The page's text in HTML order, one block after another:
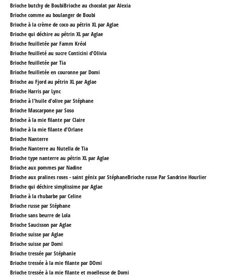
Brioche butchy de BoubiBrioche au chocolat par Alexia
Brioche comme au boulanger de Boubi
Brioche à la crème de coco au pétrin XL par Aglae
Brioche qui déchire au pétrin XL par Aglae
Brioche feuilletée par Famm Kréol
Brioche feuilleté au sucre Conticini d'Olivia
Brioche feuilletée par Tia
Brioche feuilletée en couronne par Domi
Brioche au Fjord au pétrin XL par Aglae
Brioche Harris par Lync
Brioche à l'huile d'olive par Stéphane
Brioche Mascarpone par Soso
Brioche à la mie filante par Claire
Brioche à la mie filante d'Orlane
Brioche Nanterre
Brioche Nanterre au Nutella de Tia
Brioche type nanterre au pétrin XL par Aglae
Brioche aux pommes par Nadine
Brioche aux pralines roses - saint génix par StéphaneBrioche russe Par Sandrine Hourlier
Brioche qui déchire simplissime par Aglae
Brioche à la rhubarbe par Celine
Brioche russe par Stéphane
Brioche sans beurre de Lola
Brioche Saucisson par Aglae
Brioche suisse par Aglae
Brioche suisse par Domi
Brioche tressée par Stéphanie
Brioche tressée à la mie filante par DOmi
Brioche tressée à la mie filante et moelleuse de Domi